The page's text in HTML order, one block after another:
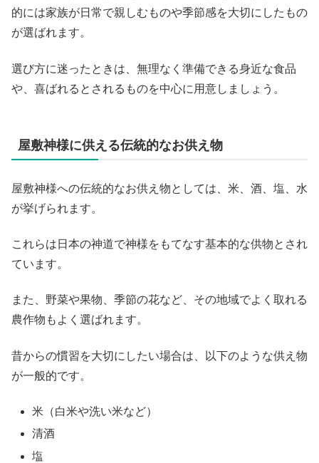
的には家族が日常で親しむものや季節感を大切にしたもの
が選ばれます。
選び方に迷ったときは、無理なく準備できる身近な食品
や、喜ばれるとされるものを中心に用意しましょう。
屋敷神様に供える伝統的なお供え物
屋敷神様への伝統的なお供え物としては、米、酒、塩、水
が挙げられます。
これらは日本の神道で神様をもてなす基本的な供物とされ
ています。
また、野菜や果物、季節の花など、その地域でよく取れる
農作物もよく選ばれます。
昔からの慣習を大切にしたい場合は、以下のような供え物
が一般的です。
米（白米や洗い米など）
清酒
塩